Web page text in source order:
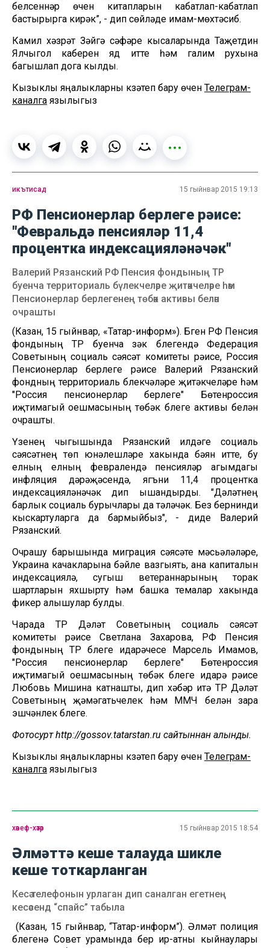
белсеннәр өчен китапларын кабатлап-кабатлап
бастырырга кирәк”, - дип сөйләде имам-мөхтәсиб.
Камил хәзрәт Зәйгә сәфәре кысаларында Таҗетдин
Ялчыгол каберен яд итте һәм галим рухына
багышлап дога кылды.
Кызыклы яңалыкларны күзәтеп бару өчен Телеграм-
каналга язылыгыз
икътисад 15 гыйнвар 2015 19:13
РФ Пенсионерлар берлеге рәисе:
"Февральдә пенсияләр 11,4
процентка индексацияләнәчәк"
Валерий Рязанский РФ Пенсия фондының ТР
буенча территориаль бүлекчеләре җитәкчеләре һәм
Пенсионерлар берлегенең төбәк активы белән
очрашты
(Казан, 15 гыйнвар, «Татар-информ»). Бүген РФ Пенсия
фондының ТР буенча үзәк бүлегендә Федерация
Советының социаль сәясәт комитеты рәисе, Россия
Пенсионерлар берлеге рәисе Валерий Рязанский
фондның территориаль бүлекчәләре җитәкчеләре һәм
"Россия пенсионерлар берлеге" Бөтенроссия
иҗтимагый оешмасының төбәк бүлеге активы белән
очрашты.
Үзенең чыгышында Рязанский илдәге социаль
сәясәтнең төп юнәлешләре хакында бәян итте, бу
елның елның февралендә пенсияләр агымдагы
инфляция дәрәҗәсендә, ягъни 11,4 процентка
индексацияләнәчәк дип ышандырды. "Дәүләтнең
барлык социаль бурычлары да үтәләчәк. Без бернинди
кыскартуларга да бармыйбыз", - диде Валерий
Рязанский.
Очрашу барышында миграция сәясәте мәсьәләләре,
Украина качакларына бәйле вазгыять, ана капиталын
индексацияләү, сугыш ветераннарының торак
шартларын яхшырту һәм башка темалар хакында
фикер алышулар булды.
Чарада ТР Дәүләт Советының социаль сәясәт
комитеты рәисе Светлана Захарова, РФ Пенсия
фондының ТР бүлеге идарәчесе Марсель Имамов,
"Россия пенсионерлар берлеге" Бөтенроссия
иҗтимагый оешмасының төбәк бүлеге идарә рәисе
Любовь Мишина катнашты, дип хәбәр итә ТР Дәүләт
Советының җәмәгатьчелек һәм ММЧ белән үзара
эшчәнлек бүлеге.
Фотосурәт http://gossov.tatarstan.ru сайтыннан алынды.
Кызыклы яңалыкларны күзәтеп бару өчен Телеграм-
каналга язылыгыз
хәвеф-хәтәр 15 гыйнвар 2015 18:54
Әлмәттә кеше талауда шикле
кеше тоткарланган
Кесә телефонын урлаган дип саналган егетнең
кесәсенд “спайс” табыла
(Казан, 15 гыйнвар, “Татар-информ”). Әлмәт полиция
бүлегенә Совет урамында бер ир-атны кыйнаулары